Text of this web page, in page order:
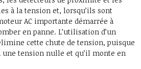
à la tension et, lorsqu’ils sont
AC importante démarrée à
en panne. L’utilisation d’un
cette chute de tension, puisque
tension nulle et qu’il monte en